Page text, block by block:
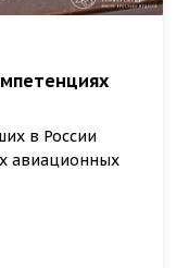
в России
авиационных